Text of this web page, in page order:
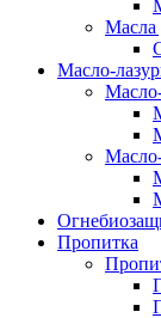
Масла
Масло-
Пропитка